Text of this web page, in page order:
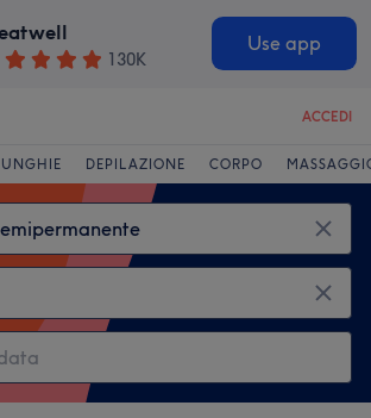
130K
Use app
ACCEDI
UNGHIE DEPILAZIONE CORPO